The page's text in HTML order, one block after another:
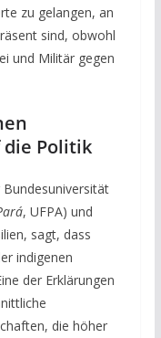
zu gelangen, an
sind, obwohl
und Militär gegen
Politik
, UFPA) und
sagt, dass
indigenen
der Erklärungen
die höher